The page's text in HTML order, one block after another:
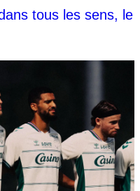
tous les sens, le